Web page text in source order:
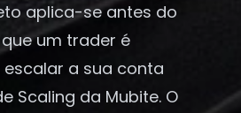
aplica-se antes do
um trader é
a sua conta
Scaling da Mubite. O